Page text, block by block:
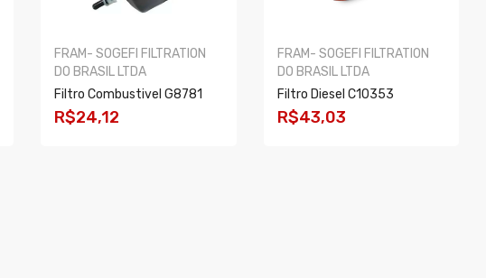
FRAM- SOGEFI FILTRATION
DO BRASIL LTDA
Filtro Combustivel G8781
R$24,12
FRAM- SOGEFI FILTRATION
DO BRASIL LTDA
Filtro Diesel C10353
R$43,03